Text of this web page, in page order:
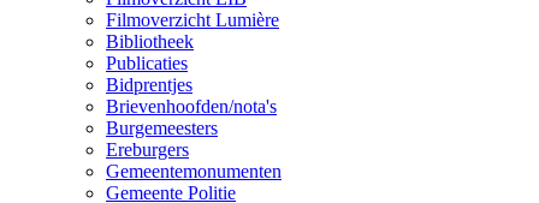
Filmoverzicht Lumière
Bibliotheek
Publicaties
Bidprentjes
Brievenhoofden/nota's
Burgemeesters
Ereburgers
Gemeentemonumenten
Gemeente Politie